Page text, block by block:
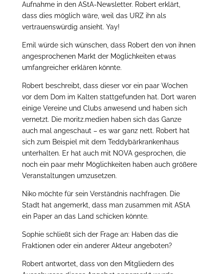
Aufnahme in den AStA-Newsletter. Robert erklärt,
dass dies möglich wäre, weil das URZ ihn als
vertrauenswürdig ansieht. Yay!
Emil würde sich wünschen, dass Robert den von ihnen
angesprochenen Markt der Möglichkeiten etwas
umfangreicher erklären könnte.
Robert beschreibt, dass dieser vor ein paar Wochen
vor dem Dom im Kalten stattgefunden hat. Dort waren
einige Vereine und Clubs anwesend und haben sich
vernetzt. Die moritz.medien haben sich das Ganze
auch mal angeschaut – es war ganz nett. Robert hat
sich zum Beispiel mit dem Teddybärkrankenhaus
unterhalten. Er hat auch mit NOVA gesprochen, die
noch ein paar mehr Möglichkeiten haben auch größere
Veranstaltungen umzusetzen.
Niko möchte für sein Verständnis nachfragen. Die
Stadt hat angemerkt, dass man zusammen mit AStA
ein Paper an das Land schicken könnte.
Sophie schließt sich der Frage an: Haben das die
Fraktionen oder ein anderer Akteur angeboten?
Robert antwortet, dass von den Mitgliedern des